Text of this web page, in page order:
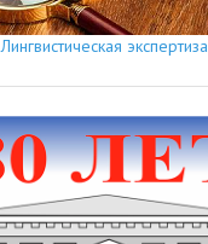
Лингвистическая экспертиза